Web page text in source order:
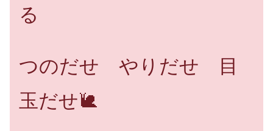
る
つのだせ やりだせ 目
玉だせ🐌